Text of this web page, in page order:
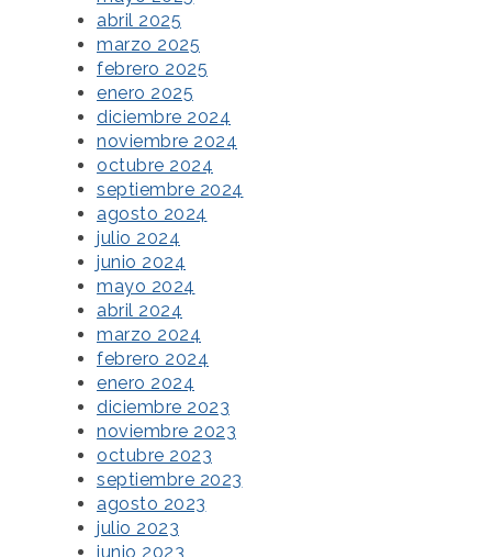
abril 2025
marzo 2025
febrero 2025
enero 2025
diciembre 2024
noviembre 2024
octubre 2024
septiembre 2024
agosto 2024
julio 2024
junio 2024
mayo 2024
abril 2024
marzo 2024
febrero 2024
enero 2024
diciembre 2023
noviembre 2023
octubre 2023
septiembre 2023
agosto 2023
julio 2023
junio 2023